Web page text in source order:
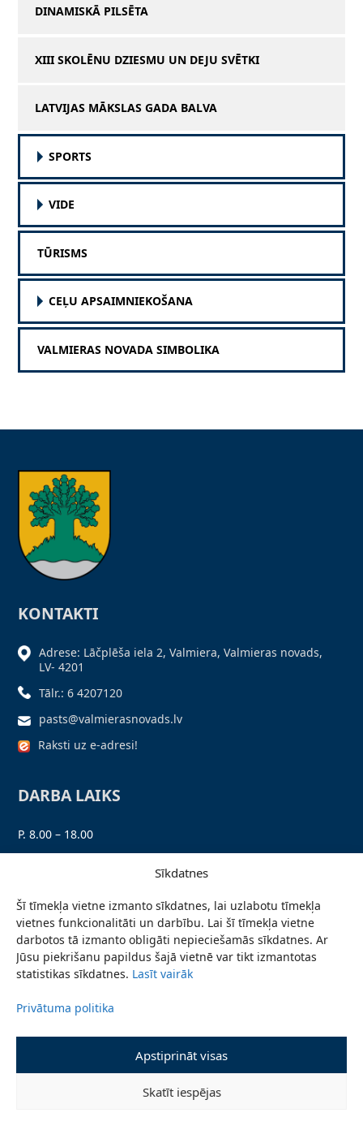
Sīkdatnes
Šī tīmekļa vietne izmanto sīkdatnes, lai uzlabotu tīmekļa
vietnes funkcionalitāti un darbību. Lai šī tīmekļa vietne
darbotos tā izmanto obligāti nepieciešamās sīkdatnes. Ar
Jūsu piekrišanu papildus šajā vietnē var tikt izmantotas
statistikas sīkdatnes. Lasīt vairāk
Privātuma politika
Apstiprināt visas
Skatīt iespējas
DINAMISKĀ PILSĒTA
XIII SKOLĒNU DZIESMU UN DEJU SVĒTKI
LATVIJAS MĀKSLAS GADA BALVA
SPORTS
VIDE
TŪRISMS
CEĻU APSAIMNIEKOŠANA
VALMIERAS NOVADA SIMBOLIKA
KONTAKTI
Adrese: Lāčplēša iela 2, Valmiera, Valmieras novads,
LV- 4201
Tālr.: 6 4207120
pasts@valmierasnovads.lv
Raksti uz e-adresi!
DARBA LAIKS
P. 8.00 – 18.00
C. 8.00 – 17.00
Pk. 8.00 – 16.00
Personas datu aizsardzība